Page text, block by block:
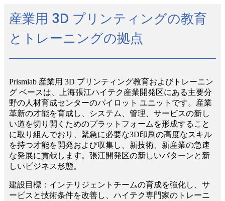
産業用 3D プリンティングの教育
とトレーニングの拠点
Prismlab 産業用 3D プリンティング教育およびトレーニン
グ ベースは、上海張江ハイテク産業開発区にある主要分
野の人材育成センターのパイロット ユニットです。産業
革新の才能を育成し、システム、管理、サービスの新し
い道を切り開くためのプラットフォームを形成すること
に取り組んでおり、緊急に必要な3D印刷の高度なスキル
を持つ才能を開発および収集し、新技術、新産業の急速
な発展に貢献します。張江開発区の新しいパターンと新
しいビジネス形態。
建設目標：インテリジェントチームの育成を強化し、サ
ービスと技術条件を改善し、ハイテク専門家のトレーニ